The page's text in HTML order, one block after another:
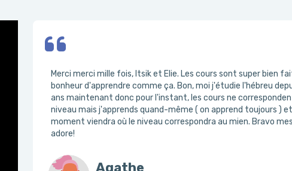
Merci merci mille fois, Itsik et Elie. Les cours sont super bien
bonheur d'apprendre comme ça. Bon, moi j'étudie l'hébreu
ans maintenant donc pour l'instant, les cours ne
niveau mais j'apprends quand-même ( on apprend toujours )
moment viendra où le niveau correspondra au mien. Bravo
adore!
Agathe